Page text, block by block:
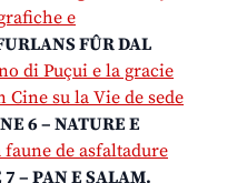
e
FÛR DAL
di Puçui e la gracie
su la Vie de sede
6 – NATURE E
de asfaltadure
7 –PAN E SALAM.